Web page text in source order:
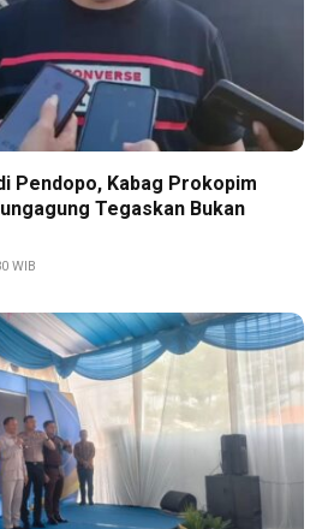
Pendopo, Kabag Prokopim
Tegaskan Bukan
WIB